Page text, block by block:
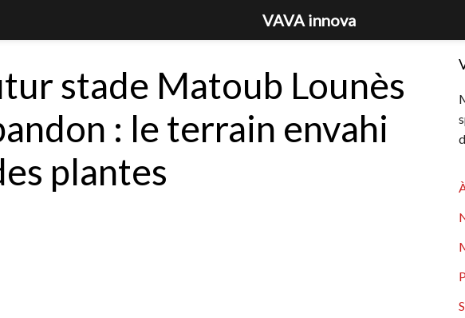
stade Matoub Lounès
: le terrain envahi
plantes
VAVA innova